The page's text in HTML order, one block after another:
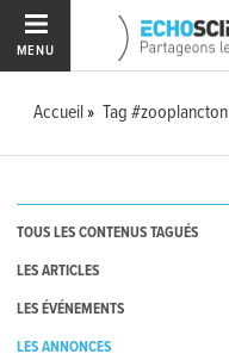
MENU
Accueil Tag #zooplancton
TOUS LES CONTENUS TAGUÉS
LES ARTICLES
LES ÉVÉNEMENTS
LES ANNONCES